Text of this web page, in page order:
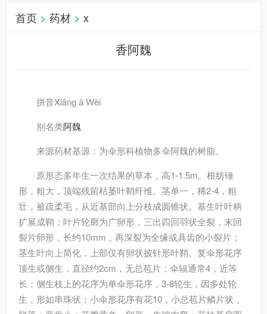
首页 > 药材 > x
香阿魏
拼音Xiānɡ ā Wèi
别名类阿魏
来源药材基源：为伞形科植物多伞阿魏的树脂。
原形态多年生一次结果的草本，高1-1.5m。根纺锤
形，粗大，顶端残留枯萎叶鞘纤维。茎单一，稀2-4，粗
壮，被疏柔毛，从近基部向上分枝成圆锥状。基生叶叶柄
扩展成鞘；叶片轮廓为广卵形，三出四回羽状全裂，末回
裂片卵形，长约10mm，再深裂为全缘或具齿的小裂片；
茎生叶向上简化，上部仅有卵状披针形叶鞘。复伞形花序
顶生或侧生，直径约2cm，无总苞片；伞辐通常4，近等
长；侧生枝上的花序为单伞形花序，3-8轮生，因多处轮
生，形如串珠状；小伞形花序有花10，小总苞片鳞片状，